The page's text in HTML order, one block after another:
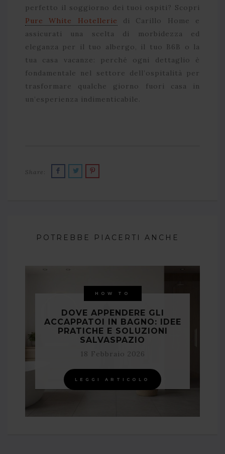
perfetto il soggiorno dei tuoi ospiti? Scopri
Pure White Hotellerie di Carillo Home e
assicurati una scelta di morbidezza ed
eleganza per il tuo albergo, il tuo B6B o la
tua casa vacanze: perché ogni dettaglio è
fondamentale nel settore dell’ospitalità per
trasformare qualche giorno fuori casa in
un’esperienza indimenticabile.
Share:
POTREBBE PIACERTI ANCHE
HOW TO
DOVE APPENDERE GLI
ACCAPPATOI IN BAGNO: IDEE
PRATICHE E SOLUZIONI
SALVASPAZIO
18 Febbraio 2026
LEGGI ARTICOLO